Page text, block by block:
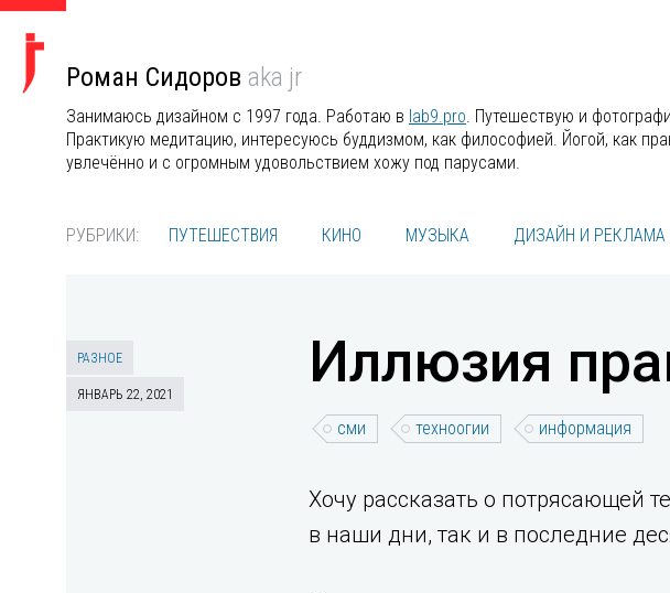
Роман Сидоров aka jr
Занимаюсь дизайном с 1997 года. Работаю в lab9.pro. Путешествую и
Практикую медитацию, интересуюсь буддизмом, как философией. Йогой, как
увлечённо и с огромным удовольствием хожу под парусами.
РУБРИКИ: ПУТЕШЕСТВИЯ КИНО МУЗЫКА ДИЗАЙН И РЕКЛАМА
РАЗНОЕ
ЯНВАРЬ 22, 2021 Иллюзия
сми техноогии информация
Хочу рассказать о потрясающей
в наши дни, так и в последние